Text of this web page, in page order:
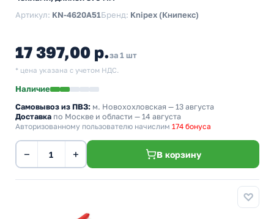
Артикул: KN-4620A51Бренд: Knipex (Книпекс)
17 397,00 р.за 1 шт
* цена указана с учетом НДС.
Наличие
Самовывоз из ПВЗ: м. Новохохловская — 13 августа
Доставка по Москве и области — 14 августа
Авторизованному пользователю начислим 174 бонуса
− + В корзину